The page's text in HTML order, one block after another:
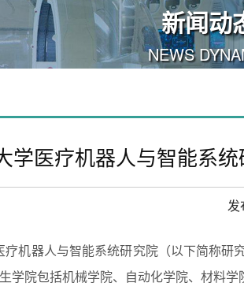
新闻动
NEWS
学医疗机器人与智能系
发
疗机器人与智能系统研究院（以下简称研
学院包括机械学院、自动化学院、材料学